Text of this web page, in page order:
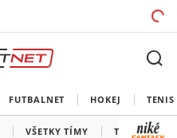
FUTBALNET HOKEJ TENIS
VŠETKY TÍMY TOP JAZDCI